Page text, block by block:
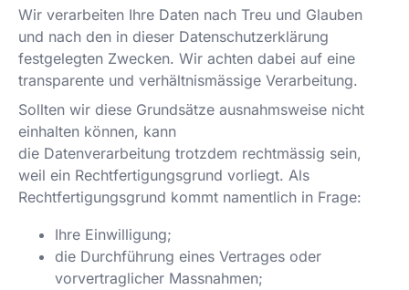
Wir verarbeiten Ihre Daten nach Treu und Glauben
und nach den in dieser Datenschutzerklärung
festgelegten Zwecken. Wir achten dabei auf eine
transparente und verhältnismässige Verarbeitung.
Sollten wir diese Grundsätze ausnahmsweise nicht
einhalten können, kann
die Datenverarbeitung trotzdem rechtmässig sein,
weil ein Rechtfertigungsgrund vorliegt. Als
Rechtfertigungsgrund kommt namentlich in Frage:
Ihre Einwilligung;
die Durchführung eines Vertrages oder
vorvertraglicher Massnahmen;